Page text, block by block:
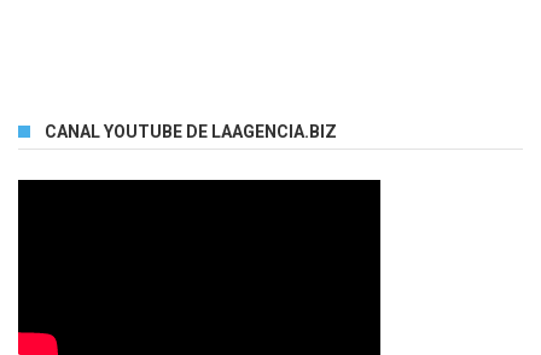
CANAL YOUTUBE DE LAAGENCIA.BIZ